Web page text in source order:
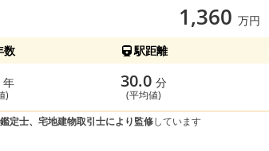
1,360 万円
数
駅距離
年
)
30.0 分
(平均値)
定士、宅地建物取引士により監修しています